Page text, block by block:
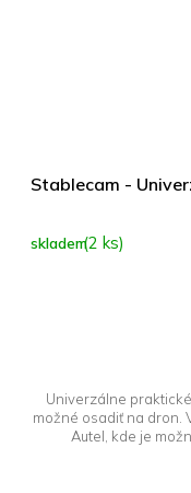
Stablecam -
skladem(2 ks)
Univerzálne
možné osadiť na dron.
Autel, kde je